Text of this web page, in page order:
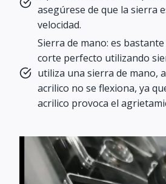
asegúrese de que la sierra
velocidad.
Sierra de mano: es
corte perfecto utilizando
utiliza una sierra de mano,
acrilico no se flexiona, ya
acrilico provoca el